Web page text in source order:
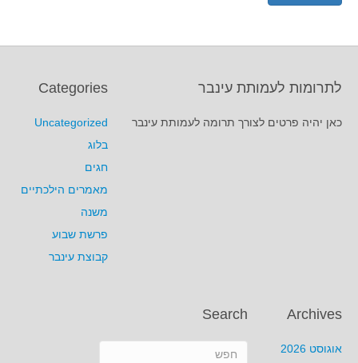
לתרומות לעמותת עינבר
כאן יהיה פרטים לצורך תרומה לעמותת עינבר
Categories
Uncategorized
בלוג
חגים
מאמרים הילכתיים
משנה
פרשת שבוע
קבוצת עינבר
Archives
אוגוסט 2026
Search